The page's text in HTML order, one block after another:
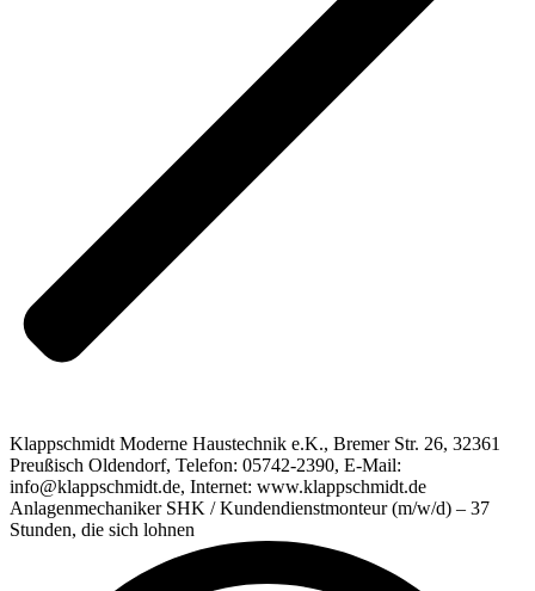
Klappschmidt Moderne Haustechnik e.K., Bremer Str. 26, 32361
Preußisch Oldendorf, Telefon: 05742-2390, E-Mail:
info@klappschmidt.de, Internet: www.klappschmidt.de
Anlagenmechaniker SHK / Kundendienstmonteur (m/w/d) – 37
Stunden, die sich lohnen